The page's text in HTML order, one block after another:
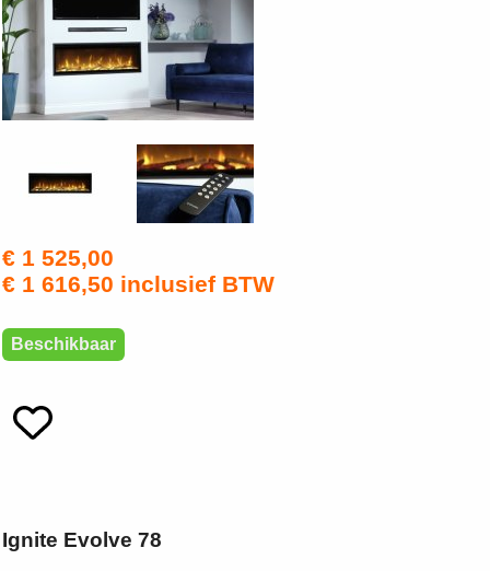
€ 1 525,00
€ 1 616,50 inclusief BTW
Beschikbaar
Ignite Evolve 78